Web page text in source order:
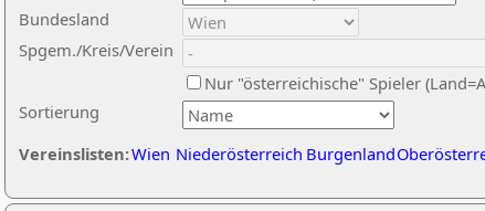
Sortierung
Bundesland
Spgem./Kreis/Verein
Nur "österreichische" Spieler
Vereinslisten:Wien Niederösterreich Burgenland